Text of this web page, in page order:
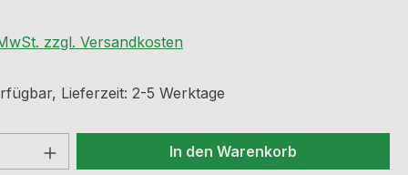
zzgl. Versandkosten
Lieferzeit: 2-5 Werktage
Anzahl: Gib den gewünschten Wert
In den Warenkorb